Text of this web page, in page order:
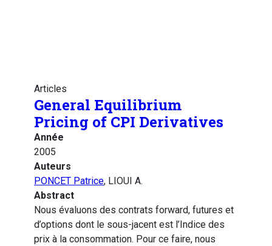
Articles
General Equilibrium
Pricing of CPI Derivatives
Année
2005
Auteurs
PONCET Patrice, LIOUI A.
Abstract
Nous évaluons des contrats forward, futures et
d’options dont le sous-jacent est l’Indice des
prix à la consommation. Pour ce faire, nous